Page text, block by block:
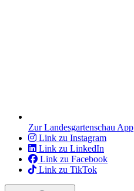
Zur Landesgartenschau App
Link zu Instagram
Link zu LinkedIn
Link zu Facebook
Link zu TikTok